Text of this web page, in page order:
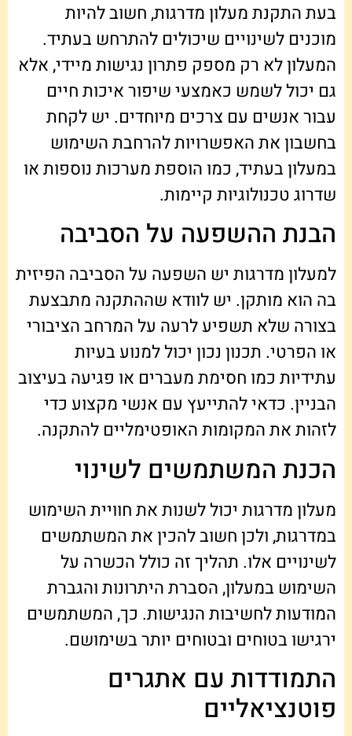
בעת התקנת מעלון מדרגות, חשוב להיות
מוכנים לשינויים שיכולים להתרחש בעתיד.
המעלון לא רק מספק פתרון נגישות מיידי, אלא
גם יכול לשמש כאמצעי שיפור איכות חיים
עבור אנשים עם צרכים מיוחדים. יש לקחת
בחשבון את האפשרויות להרחבת השימוש
במעלון בעתיד, כמו הוספת מערכות נוספות או
שדרוג טכנולוגיות קיימות.
הבנת ההשפעה על הסביבה
למעלון מדרגות יש השפעה על הסביבה הפיזית
בה הוא מותקן. יש לוודא שההתקנה מתבצעת
בצורה שלא תשפיע לרעה על המרחב הציבורי
או הפרטי. תכנון נכון יכול למנוע בעיות
עתידיות כמו חסימת מעברים או פגיעה בעיצוב
הבניין. כדאי להתייעץ עם אנשי מקצוע כדי
לזהות את המקומות האופטימליים להתקנה.
הכנת המשתמשים לשינוי
מעלון מדרגות יכול לשנות את חוויית השימוש
במדרגות, ולכן חשוב להכין את המשתמשים
לשינויים אלו. תהליך זה כולל הכשרה על
השימוש במעלון, הסברת היתרונות והגברת
המודעות לחשיבות הנגישות. כך, המשתמשים
ירגישו בטוחים ובטוחים יותר בשימושם.
התמודדות עם אתגרים
פוטנציאליים